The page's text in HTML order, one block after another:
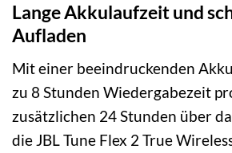
Lange Akkulaufzeit und
Aufladen
Mit einer beeindruckenden
zu 8 Stunden Wiedergabezeit
zusätzlichen 24 Stunden über
die JBL Tune Flex 2 True